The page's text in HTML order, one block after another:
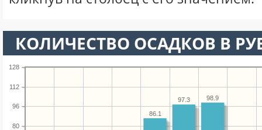
КОЛИЧЕСТВО ОСАДКОВ В
80
96
112
128
98.9
97.3
86.1